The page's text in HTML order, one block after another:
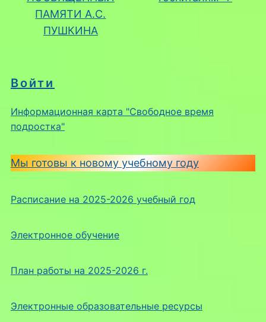
Войти
Информационная карта "Свободное время
подростка"
Мы готовы к новому учебному году
Расписание на 2025-2026 учебный год
Электронное обучение
План работы на 2025-2026 г.
Электронные образовательные ресурсы
ПАМЯТИ А.С.
ПУШКИНА